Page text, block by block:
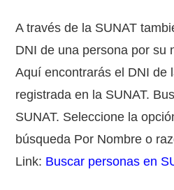
A través de la SUNAT
DNI de una persona por su
Aquí encontrarás el DNI de
registrada en la SUNAT.
SUNAT. Seleccione la
búsqueda Por Nombre o
Link: Buscar personas en